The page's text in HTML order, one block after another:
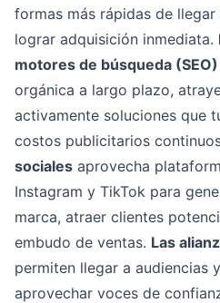
formas más rápidas de
lograr adquisición inmediata.
motores de búsqueda (SEO)
orgánica a largo plazo,
activamente soluciones que
costos publicitarios
sociales aprovecha
Instagram y TikTok para
marca, atraer clientes
embudo de ventas. Las
permiten llegar a audiencias
aprovechar voces de